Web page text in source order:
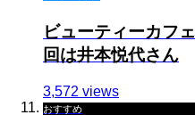
ビューティーカフ
回は井本悦代さん
3,572 views
おすすめ